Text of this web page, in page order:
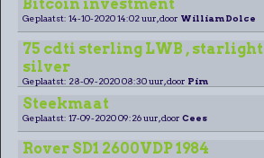
Bitcoin investment
Geplaatst: 14-10-2020 14:02 uur, door William Dolce
75 cdti sterling LWB , starlight
silver
Geplaatst: 28-09-2020 08:30 uur, door Pim
Steekmaat
Geplaatst: 17-09-2020 09:26 uur, door Cees
Rover SD1 2600VDP 1984